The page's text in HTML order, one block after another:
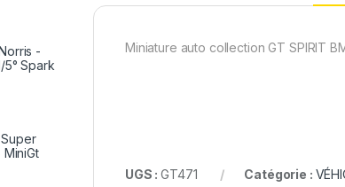
Miniature auto collection GT SPIRIT
UGS :GT471 Catégorie :
-
5° Spark